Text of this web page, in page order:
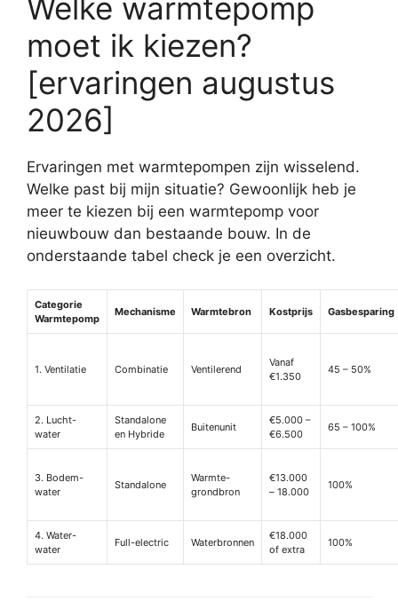
Welke warmtepomp
moet ik kiezen?
[ervaringen augustus
2026]
Ervaringen met warmtepompen zijn wisselend.
Welke past bij mijn situatie? Gewoonlijk heb je
meer te kiezen bij een warmtepomp voor
nieuwbouw dan bestaande bouw. In de
onderstaande tabel check je een overzicht.
Categorie
Warmtepomp
Mechanisme Warmtebron Kostprijs Gasbesparing
1. Ventilatie Combinatie Ventilerend
Vanaf
€1.350
45 – 50%
2. Lucht-
water
Standalone
en Hybride
Buitenunit
€5.000 –
€6.500
65 – 100%
3. Bodem-
water
Standalone
Warmte-
grondbron
€13.000
– 18.000
100%
4. Water-
water
Full-electric Waterbronnen
€18.000
of extra
100%